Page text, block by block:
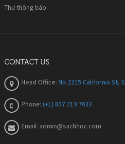
Thư thông báo
CONTACT US
Head Office: No 2215 California St,
Phone: (+1) 857 219 7633
Email: admin@sachhoc.com